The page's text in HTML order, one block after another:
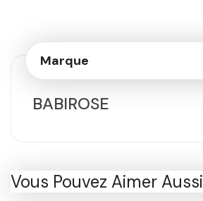
Marque
BABIROSE
Vous Pouvez Aimer Aussi